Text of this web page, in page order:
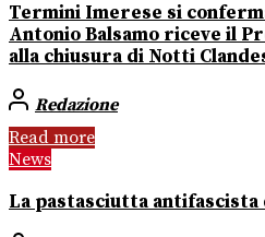
Termini Imerese si
Antonio Balsamo riceve il
alla chiusura di Notti
Redazione
Read more
News
La pastasciutta